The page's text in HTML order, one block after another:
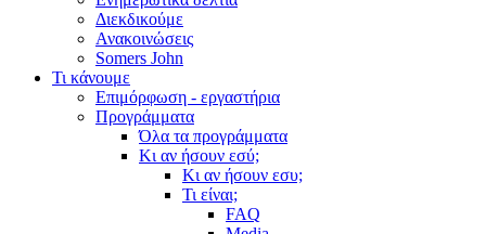
Διεκδικούμε
Ανακοινώσεις
Somers John
Τι κάνουμε
Επιμόρφωση - εργαστήρια
Προγράμματα
Όλα τα προγράμματα
Κι αν ήσουν εσύ;
Κι αν ήσουν εσυ;
Τι είναι;
FAQ